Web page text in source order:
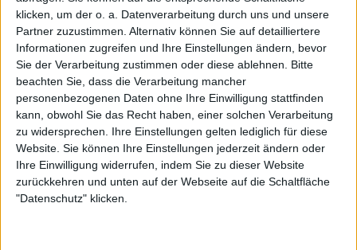
klicken, um der o. a. Datenverarbeitung durch uns und unsere
Partner zuzustimmen. Alternativ können Sie auf detailliertere
Informationen zugreifen und Ihre Einstellungen ändern, bevor
Sie der Verarbeitung zustimmen oder diese ablehnen.
Bitte
beachten Sie, dass die Verarbeitung mancher
personenbezogenen Daten ohne Ihre Einwilligung stattfinden
kann, obwohl Sie das Recht haben, einer solchen Verarbeitung
zu widersprechen. Ihre Einstellungen gelten lediglich für diese
Website. Sie können Ihre Einstellungen jederzeit ändern oder
Ihre Einwilligung widerrufen, indem Sie zu dieser Website
zurückkehren und unten auf der Webseite auf die Schaltfläche
"Datenschutz" klicken.